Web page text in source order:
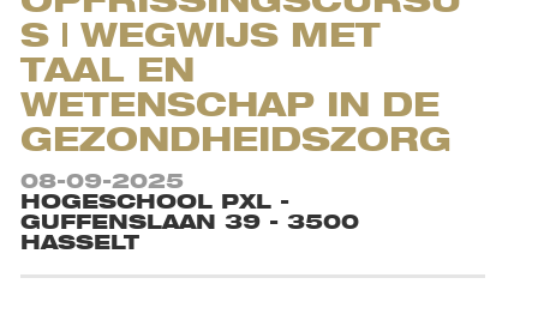
S | WEGWIJS MET
TAAL EN
WETENSCHAP IN DE
GEZONDHEIDSZORG
08-09-2025
HOGESCHOOL PXL -
GUFFENSLAAN 39 - 3500
HASSELT